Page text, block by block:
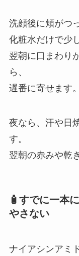
洗顔後に頬がつ
化粧水だけで少
翌朝に口まわり
ら、
遅番に寄せます。
夜なら、汗や日
す。
翌朝の赤みや乾
🧴すでに一本
やさない
ナイアシンアミ